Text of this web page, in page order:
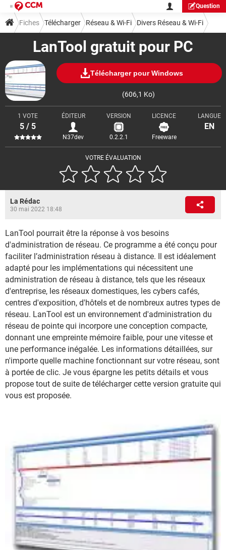
Question
LanTool gratuit pour PC
Télécharger pour Windows
(606,1 Ko)
VOTRE ÉVALUATION
1 VOTE
5 / 5
ÉDITEUR
N37dev
VERSION
0.2.2.1
LICENCE
Freeware
LANGUE
EN
Fiches Télécharger Réseau & Wi-Fi Divers Réseau & Wi-Fi
La Rédac
30 mai 2022 18:48
LanTool pourrait être la réponse à vos besoins
d'administration de réseau. Ce programme a été conçu pour
faciliter l’administration réseau à distance. Il est idéalement
adapté pour les implémentations qui nécessitent une
administration de réseau à distance, tels que les réseaux
d'entreprise, les réseaux domestiques, les cybers cafés,
centres d'exposition, d'hôtels et de nombreux autres types de
réseau. LanTool est un environnement d'administration du
réseau de pointe qui incorpore une conception compacte,
donnant une empreinte mémoire faible, pour une vitesse et
une performance inégalée. Les informations détaillées, sur
n'importe quelle machine fonctionnant sur votre réseau, sont
à portée de clic. Je vous épargne les petits détails et vous
propose tout de suite de télécharger cette version gratuite qui
vous est proposée.